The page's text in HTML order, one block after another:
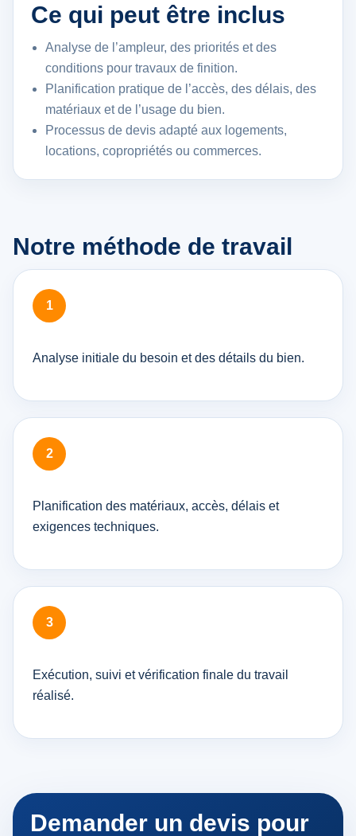
Ce qui peut être inclus
Analyse de l’ampleur, des priorités et des
conditions pour travaux de finition.
Planification pratique de l’accès, des délais, des
matériaux et de l’usage du bien.
Processus de devis adapté aux logements,
locations, copropriétés ou commerces.
Notre méthode de travail
Analyse initiale du besoin et des détails du bien.
Planification des matériaux, accès, délais et
exigences techniques.
Exécution, suivi et vérification finale du travail
réalisé.
Demander un devis pour